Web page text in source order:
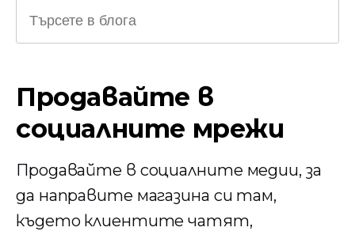
Продавайте в
социалните мрежи
Продавайте в социалните медии, за
да направите магазина си там,
където клиентите чатят,